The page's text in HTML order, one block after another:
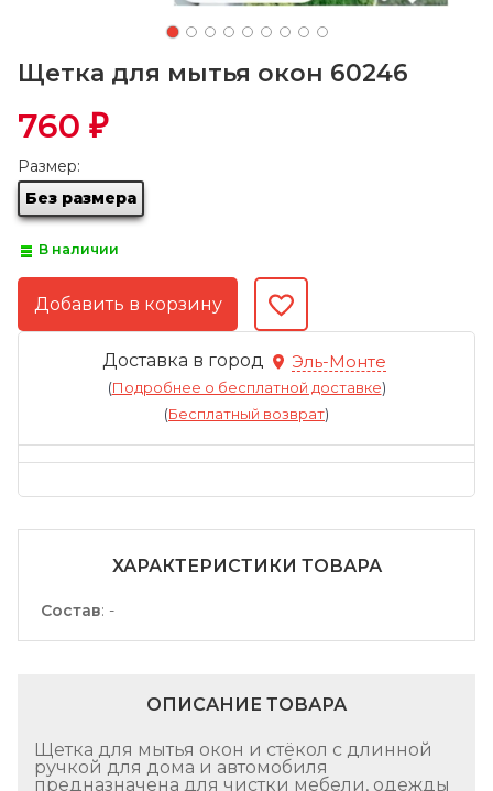
Щетка для мытья окон 60246
760 ₽
Размер:
Без размера
В наличии
Доставка в город Эль-Монте
(Подробнее о бесплатной доставке)
(Бесплатный возврат)
ХАРАКТЕРИСТИКИ ТОВАРА
Состав: -
ОПИСАНИЕ ТОВАРА
Щетка для мытья окон и стёкол с длинной
ручкой для дома и автомобиля
предназначена для чистки мебели, одежды